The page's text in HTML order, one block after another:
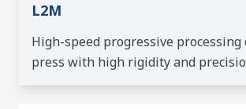
L2M
High-speed progressive processing
press with high rigidity and